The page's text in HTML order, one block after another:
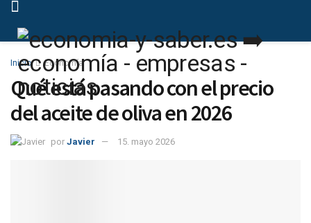
Inicio Economía
Qué está pasando con el precio
del aceite de oliva en 2026
por Javier 15. mayo 2026